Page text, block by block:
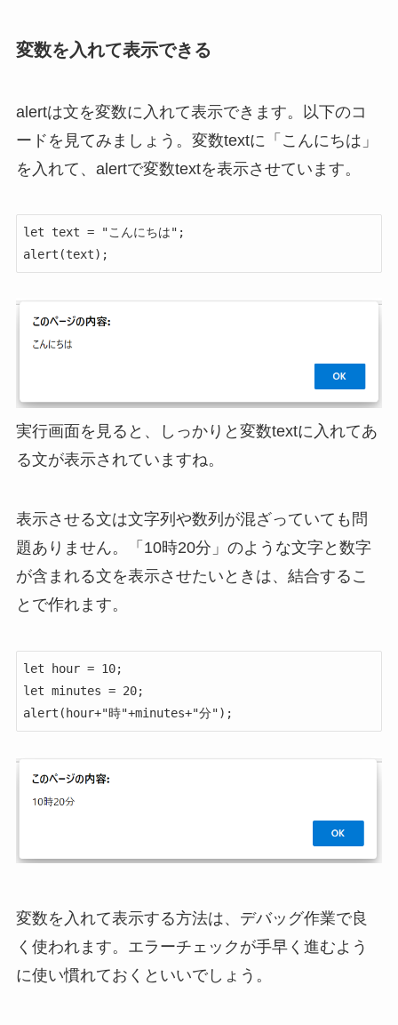
変数を入れて表示できる
alertは文を変数に入れて表示できます。以下のコ
ードを見てみましょう。変数textに「こんにちは」
を入れて、alertで変数textを表示させています。
let text = "こんにちは";
alert(text);
実行画面を見ると、しっかりと変数textに入れてあ
る文が表示されていますね。
表示させる文は文字列や数列が混ざっていても問
題ありません。「10時20分」のような文字と数字
が含まれる文を表示させたいときは、結合するこ
とで作れます。
let hour = 10;
let minutes = 20;
alert(hour+"時"+minutes+"分");
変数を入れて表示する方法は、デバッグ作業で良
く使われます。エラーチェックが手早く進むよう
に使い慣れておくといいでしょう。